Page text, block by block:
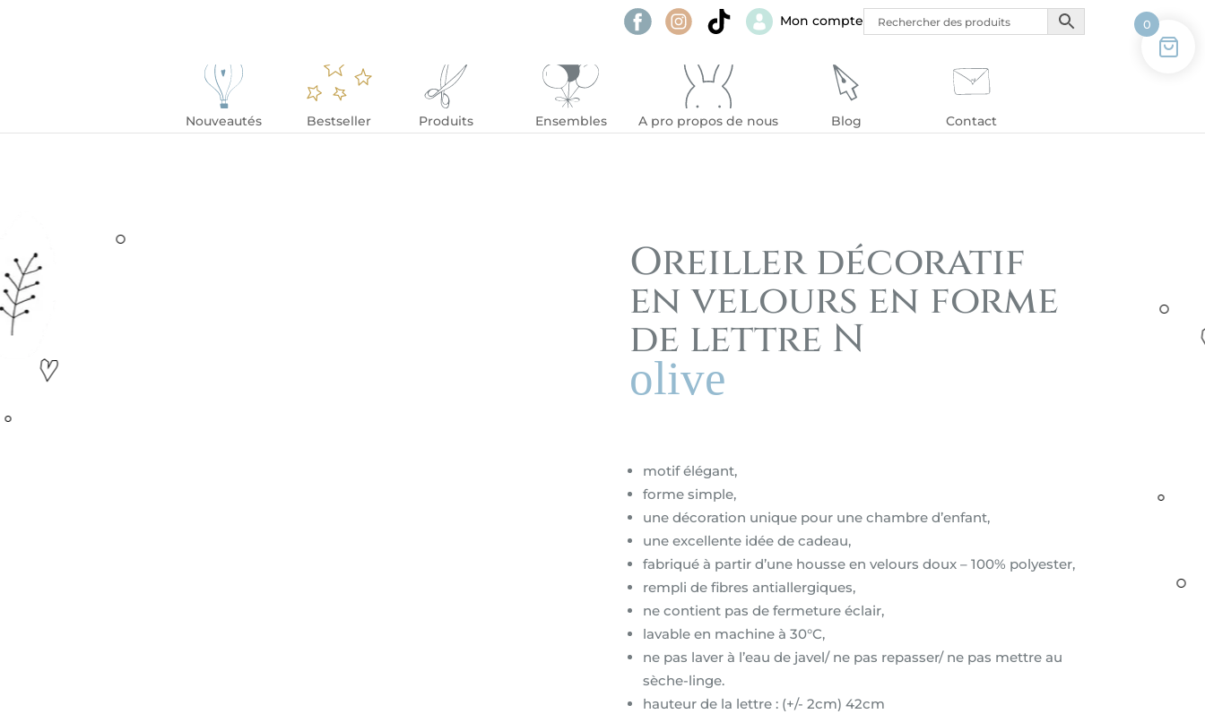
Mon compte
Nouveautés Bestseller Produits Ensembles A pro propos de nous Blog Contact
Oreiller décoratif
en velours en forme
de lettre N
olive
motif élégant,
forme simple,
une décoration unique pour une chambre d’enfant,
une excellente idée de cadeau,
fabriqué à partir d’une housse en velours doux – 100% polyester,
rempli de fibres antiallergiques,
ne contient pas de fermeture éclair,
lavable en machine à 30°C,
ne pas laver à l’eau de javel/ ne pas repasser/ ne pas mettre au
sèche-linge.
hauteur de la lettre : (+/- 2cm) 42cm
0